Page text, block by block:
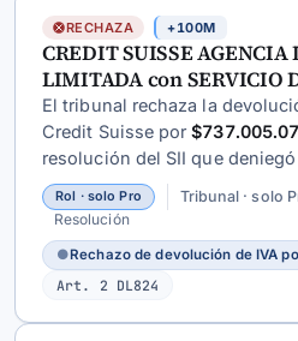
RECHAZA +100M
CREDIT SUISSE AGENCIA
LIMITADA con SERVICIO
INTERNOS
El tribunal rechaza la
Credit Suisse por
resolución del SII que
de acreditación de que los
cumplían requisitos de
normativa aduanera y
Rol · solo Pro Tribunal · solo
Resolución
●Rechazo de devolución de IVA
Art. 2 DL824